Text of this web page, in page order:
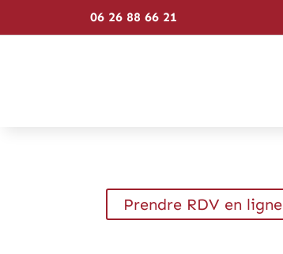
06 26 88 66 21
Prendre RDV en ligne